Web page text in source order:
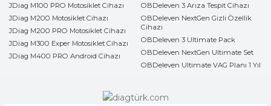
JDiag M100 PRO Motosiklet Cihazı
JDiag M200 Motosiklet Cihazı
JDiag M200 PRO Motosiklet Cihazı
JDiag M300 Exper Motosiklet Cihazı
JDiag M400 PRO Android Cihazı
OBDeleven 3 Arıza Tespit Cihazı
OBDeleven NextGen Gizli Özellik
Cihazı
OBDeleven 3 Ultimate Pack
OBDeleven NextGen Ultimate Set
OBDeleven Ultimate VAG Planı 1 Yıl